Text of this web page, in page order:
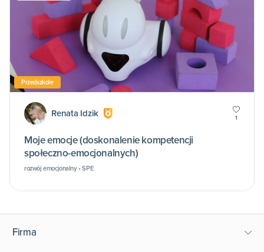
Przedszkole
Renata Idzik 1
Moje emocje (doskonalenie kompetencji
społeczno-emocjonalnych)
rozwój emocjonalny • SPE
Firma